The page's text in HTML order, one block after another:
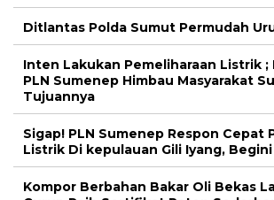
Ditlantas Polda Sumut Permudah
Inten Lakukan Pemeliharaan Listrik ;
PLN Sumenep Himbau Masyarakat
Tujuannya
Sigap! PLN Sumenep Respon Cepat
Listrik Di kepulauan Gili Iyang,
Kompor Berbahan Bakar Oli Bekas